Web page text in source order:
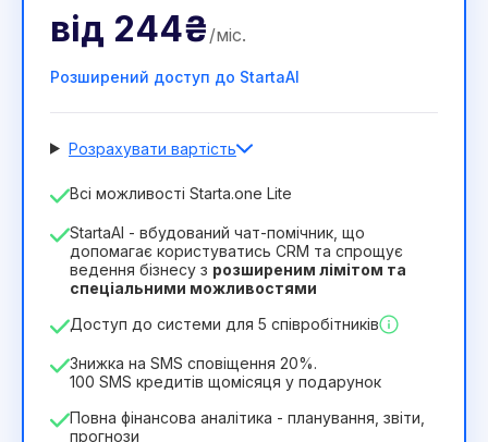
від 244₴ /міс.
Розширений доступ до StartaAI
Розрахувати вартість
Кількість співробітників
Тривалість ліцензії
12 Months (знижка -25%) Вигідний
349₴ 244₴ /місяць
Всі можливості Starta.one Lite
StartaAI - вбудований чат-помічник, що
допомагає користуватись CRM та спрощує
ведення бізнесу з розширеним лімітом та
спеціальними можливостями
Доступ до системи для 5 співробітників
Знижка на SMS сповіщення 20%.
100 SMS кредитів щомісяця у подарунок
Повна фінансова аналітика - планування, звіти,
прогнози